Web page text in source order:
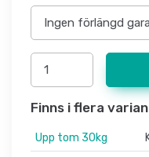
Finns i flera
Upp tom 30kg